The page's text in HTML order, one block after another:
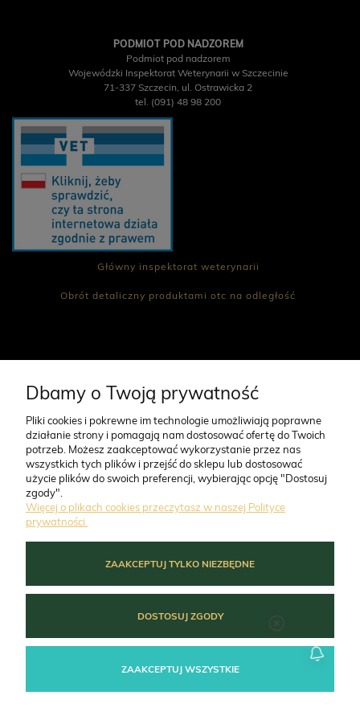
PODMIOT POD NADZOREM
Podmiot pod nadzorem
Wojewódzki Inspektorat Weterynarii w Szczecinie
71-337 Szczecin, ul. Ostrawicka 2
tel. (091) 48 98 200
Główny inspektorat weterynarii
Obrót detaliczny produktami otc na odległość
CO NAS WYRÓŻNIA
O FIRMIE
MOJE KONTO
Dbamy o Twoją prywatność
Pliki cookies i pokrewne im technologie umożliwiają poprawne
działanie strony i pomagają nam dostosować ofertę do Twoich
potrzeb. Możesz zaakceptować wykorzystanie przez nas
wszystkich tych plików i przejść do sklepu lub dostosować
użycie plików do swoich preferencji, wybierając opcję "Dostosuj
zgody".
Więcej o plikach cookies przeczytasz w naszej Polityce
prywatności.
ZAAKCEPTUJ TYLKO NIEZBĘDNE
DOSTOSUJ ZGODY
ZAAKCEPTUJ WSZYSTKIE